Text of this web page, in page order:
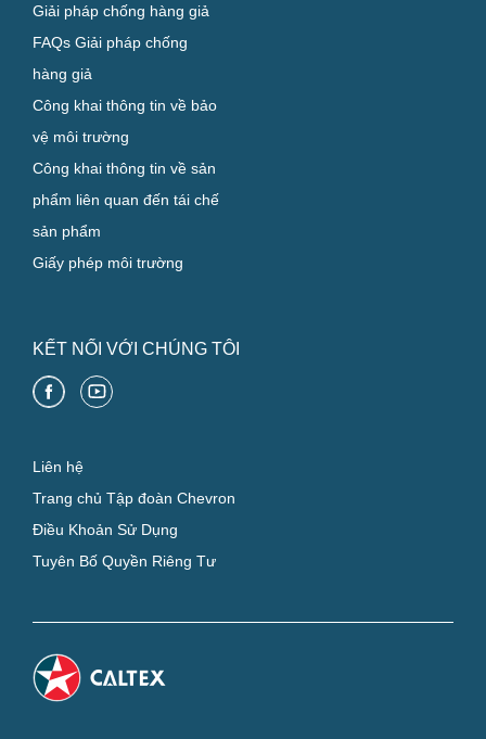
Giải pháp chống hàng giả
FAQs Giải pháp chống
hàng giả
Công khai thông tin về bảo
vệ môi trường
Công khai thông tin về sản
phẩm liên quan đến tái chế
sản phẩm
Giấy phép môi trường
KẾT NỐI VỚI CHÚNG TÔI
Liên hệ
Trang chủ Tập đoàn Chevron
Điều Khoản Sử Dụng
Tuyên Bố Quyền Riêng Tư